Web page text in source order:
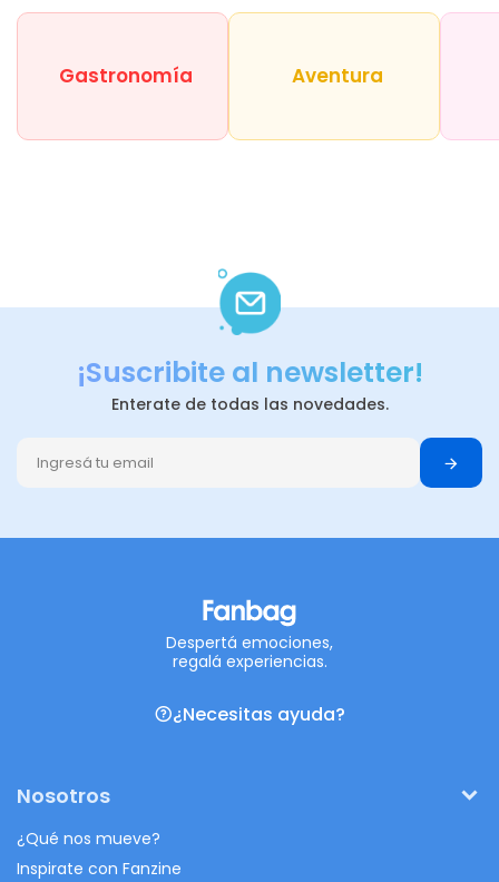
Gastronomía Aventura
¡Suscribite al newsletter!
Enterate de todas las novedades.
Despertá emociones,
regalá experiencias.
¿Necesitas ayuda?
Nosotros
¿Qué nos mueve?
Inspirate con Fanzine